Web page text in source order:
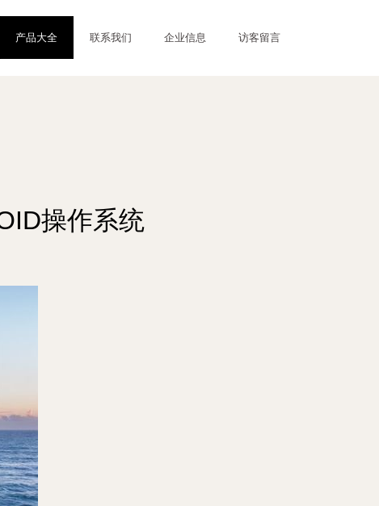
产品大全 联系我们 企业信息 访客留言
操作系统